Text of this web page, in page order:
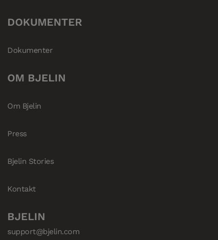
DOKUMENTER
Dokumenter
OM BJELIN
Om Bjelin
Press
Bjelin Stories
Kontakt
BJELIN
support@bjelin.com